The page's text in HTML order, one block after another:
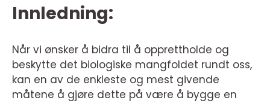
Innledning:
Når vi ønsker å bidra til å opprettholde og
beskytte det biologiske mangfoldet rundt oss,
kan en av de enkleste og mest givende
måtene å gjøre dette på være å bygge en